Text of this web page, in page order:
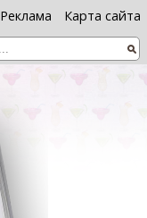
Реклама Карта сайта